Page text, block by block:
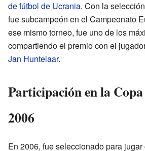
de fútbol de Ucrania. Con la
fue subcampeón en el Campeonato
ese mismo torneo, fue uno de los
compartiendo el premio con el
Jan Huntelaar.
Participación en la
2006
En 2006, fue seleccionado para